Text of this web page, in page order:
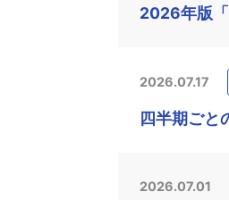
2026年版
2026.07.17
四半期ごと
2026.07.01